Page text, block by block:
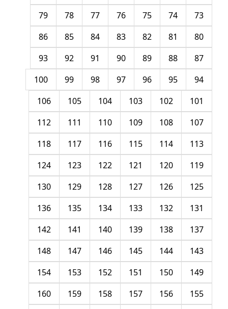
73
74
75
76
77
78
79
80
81
82
83
84
85
86
87
88
89
90
91
92
93
94
95
96
97
98
99
100
101
102
103
104
105
106
107
108
109
110
111
112
113
114
115
116
117
118
119
120
121
122
123
124
125
126
127
128
129
130
131
132
133
134
135
136
137
138
139
140
141
142
143
144
145
146
147
148
149
150
151
152
153
154
155
156
157
158
159
160